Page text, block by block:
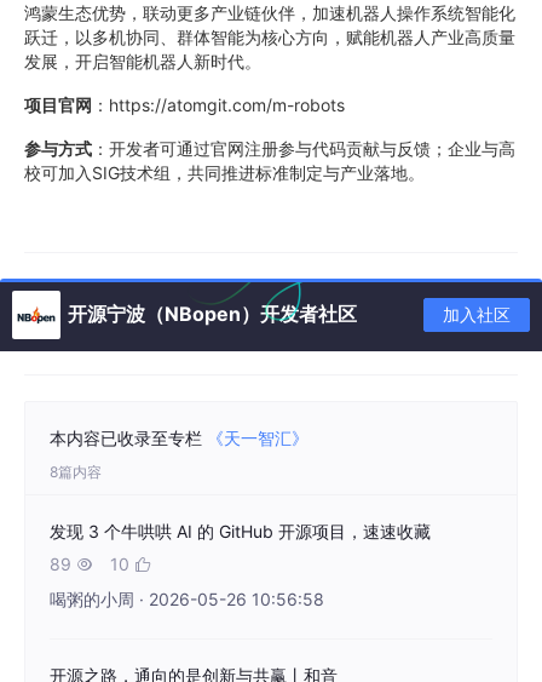
鸿蒙生态优势，联动更多产业链伙伴，加速机器人操作系统智能化
跃迁，以多机协同、群体智能为核心方向，赋能机器人产业高质量
发展，开启智能机器人新时代。
项目官网 ：https://atomgit.com/m-robots
参与方式 ：开发者可通过官网注册参与代码贡献与反馈；企业与高
校可加入SIG技术组，共同推进标准制定与产业落地。
开源宁波（NBopen）开发者社区 加入社区
本内容已收录至专栏 《​天一智汇》
8篇内容
发现 3 个牛哄哄 AI 的 GitHub 开源项目，速速收藏
89  10 
喝粥的小周 · 2026-05-26 10:56:58
开源之路，通向的是创新与共赢丨和音